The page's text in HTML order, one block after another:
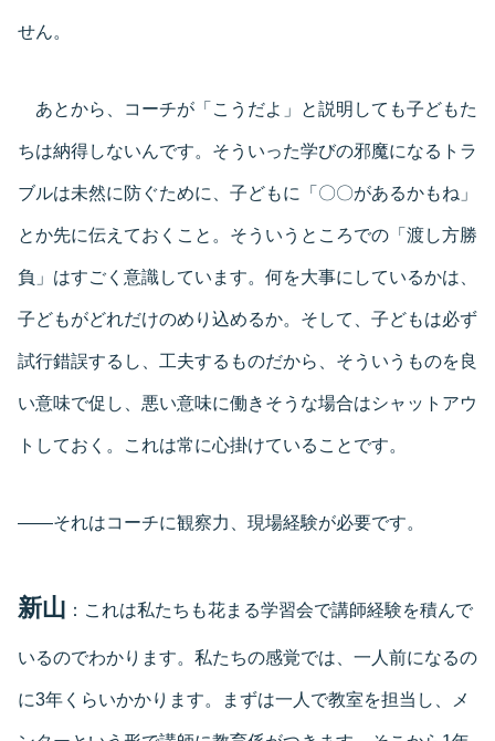
せん。
あとから、コーチが「こうだよ」と説明しても子どもた
ちは納得しないんです。そういった学びの邪魔になるトラ
ブルは未然に防ぐために、子どもに「〇〇があるかもね」
とか先に伝えておくこと。そういうところでの「渡し方勝
負」はすごく意識しています。何を大事にしているかは、
子どもがどれだけのめり込めるか。そして、子どもは必ず
試行錯誤するし、工夫するものだから、そういうものを良
い意味で促し、悪い意味に働きそうな場合はシャットアウ
トしておく。これは常に心掛けていることです。
――それはコーチに観察力、現場経験が必要です。
新山 ：これは私たちも花まる学習会で講師経験を積んで
いるのでわかります。私たちの感覚では、一人前になるの
に3年くらいかかります。まずは一人で教室を担当し、メ